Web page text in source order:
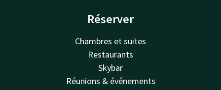
Réserver
Chambres et suites
Restaurants
Skybar
Réunions & événements